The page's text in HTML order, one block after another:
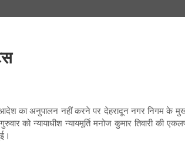
आदेश का अनुपालन नहीं करने पर देहरादून नगर निगम के
को न्यायाधीश न्यायमूर्ति मनोज कुमार तिवारी की